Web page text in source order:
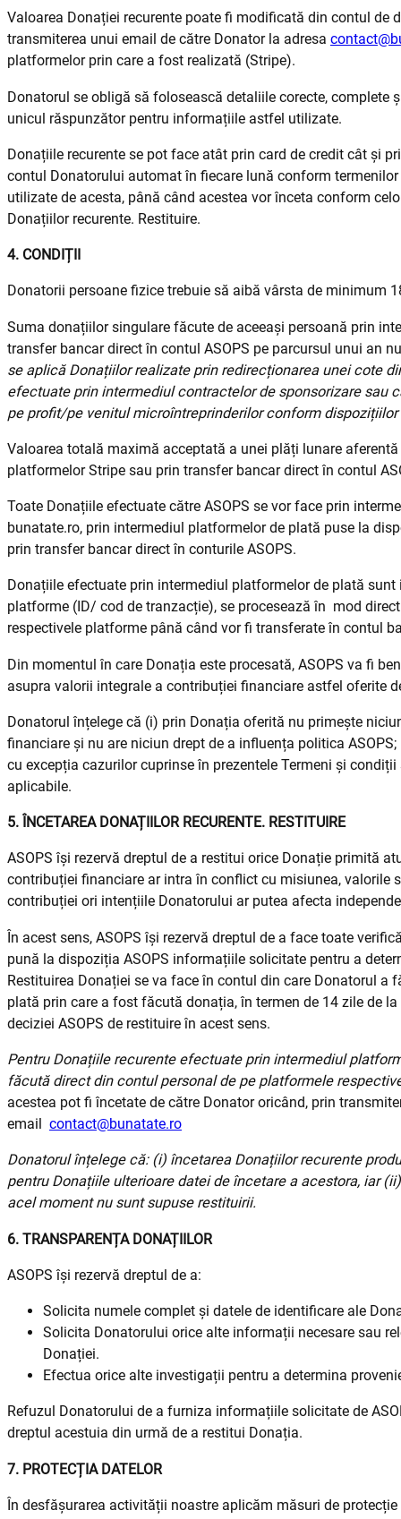
Valoarea Donației recurente poate fi modificată din contul de
transmiterea unui email de către Donator la adresa
platformelor prin care a fost realizată (Stripe).
Donatorul se obligă să folosească detaliile corecte, complete
unicul răspunzător pentru informațiile astfel utilizate.
Donațiile recurente se pot face atât prin card de credit cât și
contul Donatorului automat în fiecare lună conform
utilizate de acesta, până când acestea vor înceta conform
Donațiilor recurente. Restituire.
4. CONDIȚII
Donatorii persoane fizice trebuie să aibă vârsta de minimum
Suma donațiilor singulare făcute de aceeași persoană prin
transfer bancar direct în contul ASOPS pe parcursul unui an
se aplică Donațiilor realizate prin redirecționarea unei cote
efectuate prin intermediul contractelor de sponsorizare sau
pe profit/pe venitul microîntreprinderilor conform dispozițiilor
Valoarea totală maximă acceptată a unei plăți lunare
platformelor Stripe sau prin transfer bancar direct în contul
Toate Donațiile efectuate către ASOPS se vor face prin
bunatate.ro, prin intermediul platformelor de plată puse la
prin transfer bancar direct în conturile ASOPS.
Donațiile efectuate prin intermediul platformelor de plată
platforme (ID/ cod de tranzacție), se procesează în mod
respectivele platforme până când vor fi transferate în contul
Din momentul în care Donația este procesată, ASOPS va fi
asupra valorii integrale a contribuției financiare astfel oferite
Donatorul înțelege că (i) prin Donația oferită nu primește
financiare și nu are niciun drept de a influența politica
cu excepția cazurilor cuprinse în prezentele Termeni și
aplicabile.
5. ÎNCETAREA DONAȚIILOR RECURENTE. RESTITUIRE
ASOPS își rezervă dreptul de a restitui orice Donație primită
contribuției financiare ar intra în conflict cu misiunea, valorile
contribuției ori intențiile Donatorului ar putea afecta
În acest sens, ASOPS își rezervă dreptul de a face toate
pună la dispoziția ASOPS informațiile solicitate pentru a
Restituirea Donației se va face în contul din care Donatorul
plată prin care a fost făcută donația, în termen de 14 zile de
deciziei ASOPS de restituire în acest sens.
Pentru Donațiile recurente efectuate prin intermediul
făcută direct din contul personal de pe platformele
acestea pot fi încetate de către Donator oricând, prin
email contact@bunatate.ro
Donatorul înțelege că: (i) încetarea Donațiilor recurente
pentru Donațiile ulterioare datei de încetare a acestora, iar
acel moment nu sunt supuse restituirii.
6. TRANSPARENȚA DONAȚIILOR
ASOPS își rezervă dreptul de a:
Solicita numele complet și datele de identificare ale
Solicita Donatorului orice alte informații necesare sau
Donației.
Efectua orice alte investigații pentru a determina
Refuzul Donatorului de a furniza informațiile solicitate de
dreptul acestuia din urmă de a restitui Donația.
7. PROTECȚIA DATELOR
În desfășurarea activității noastre aplicăm măsuri de